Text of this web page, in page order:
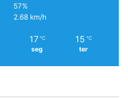
57%
2.68 km/h
17 ℃
seg
15 ℃
ter